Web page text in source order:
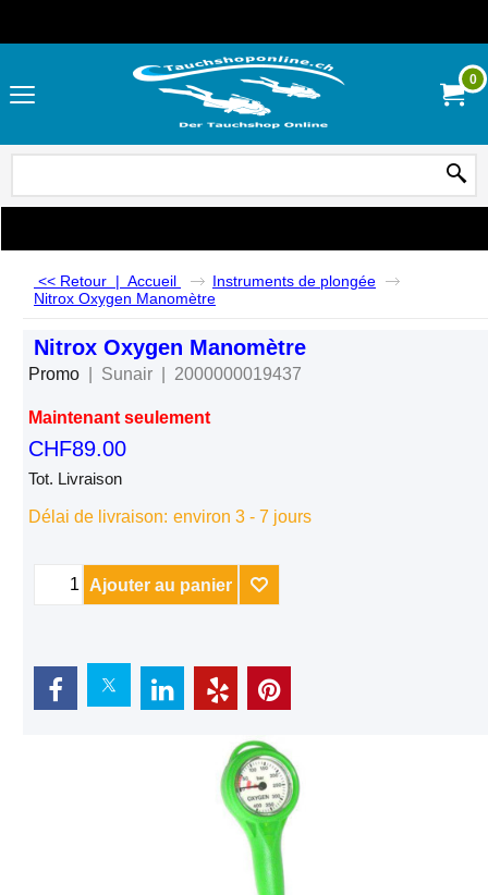
0
<< Retour | Accueil
Instruments de plongée
Nitrox Oxygen Manomètre
Nitrox Oxygen Manomètre
Promo Sunair 2000000019437
Maintenant seulement
CHF89.00
Tot. Livraison
Délai de livraison: environ 3 - 7 jours
Ajouter au panier